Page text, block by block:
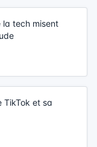
la tech misent
TikTok et sa